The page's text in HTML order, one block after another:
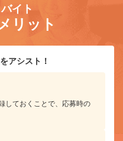
イト
リット
アシスト！
しておくことで、応募時の